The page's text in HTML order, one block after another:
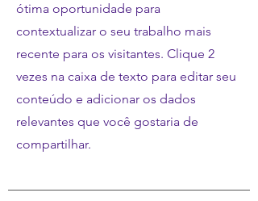
ótima oportunidade para
contextualizar o seu trabalho mais
recente para os visitantes. Clique 2
vezes na caixa de texto para editar seu
conteúdo e adicionar os dados
relevantes que você gostaria de
compartilhar.